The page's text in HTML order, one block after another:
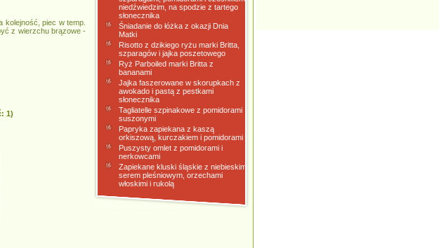
piec w temp.
z wierzchu brązowe -
1)
niedźwiedzim, na spodzie z tartego
słonecznika
Śniadanie do łóżka z okazji Dnia
Matki
Risotto z dzikiego ryżu marki Britta,
szparagów i jajka poszetowego
Ryż Parboiled marki Britta z
bananami
Jajka faszerowane w skorupkach z
awokado i pastą z pestkami
słonecznika
Tagliatelle szpinakowe z pomidorami
suszonymi
Papryka zapiekana z kaszą
orkiszową, kurczakiem i pomidorami
Puszysty omlet z pomidorami i
nerkowcami
Zapiekane kluski śląskie z niebieskim
serem pleśniowym, orzechami
włoskimi i rukolą